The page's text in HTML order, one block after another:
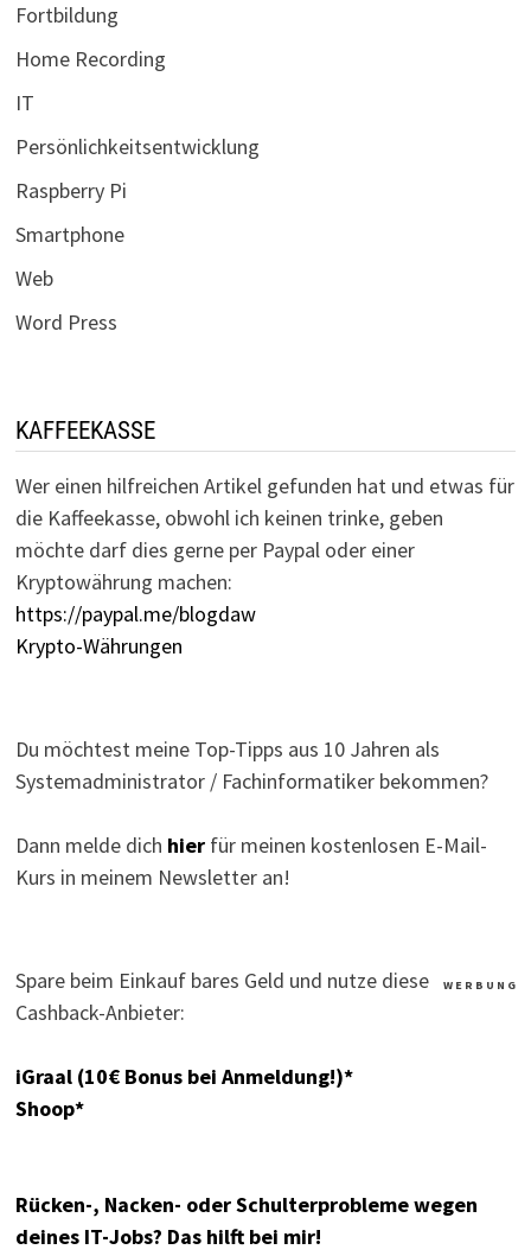
Fortbildung
Home Recording
IT
Persönlichkeitsentwicklung
Raspberry Pi
Smartphone
Web
Word Press
KAFFEEKASSE
Wer einen hilfreichen Artikel gefunden hat und etwas für
die Kaffeekasse, obwohl ich keinen trinke, geben
möchte darf dies gerne per Paypal oder einer
Kryptowährung machen:
https://paypal.me/blogdaw
Krypto-Währungen
Du möchtest meine Top-Tipps aus 10 Jahren als
Systemadministrator / Fachinformatiker bekommen?
Dann melde dich hierfür meinen kostenlosen E-Mail-
Kurs in meinem Newsletter an!
W E R B U N G
Spare beim Einkauf bares Geld und nutze diese
Cashback-Anbieter:
iGraal (10€ Bonus bei Anmeldung!)*
Shoop*
Rücken-, Nacken- oder Schulterprobleme wegen
deines IT-Jobs? Das hilft bei mir!